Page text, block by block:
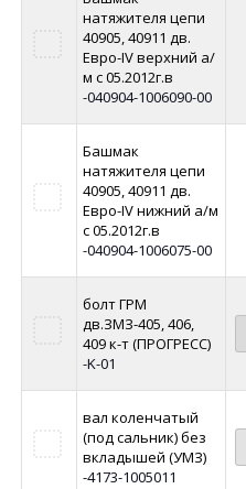
натяжителя цепи
40905, 40911 дв.
Евро-IV верхний а/
м c 05.2012г.в
-040904-1006090-00
Башмак
натяжителя цепи
40905, 40911 дв.
Евро-IV нижний а/м
c 05.2012г.в
-040904-1006075-00
болт ГРМ
дв.ЗМЗ-405, 406,
409 к-т (ПРОГРЕСС)
-K-01
вал коленчатый
(под сальник) без
вкладышей (УМЗ)
-4173-1005011